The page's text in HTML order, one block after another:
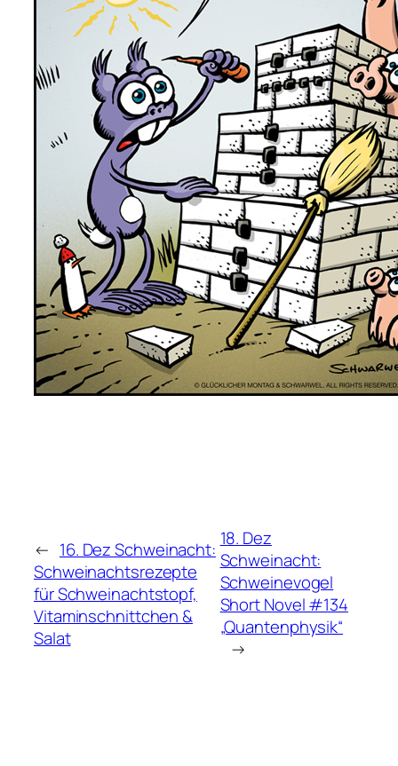
← 16. Dez Schweinacht:
Schweinachtsrezepte
für Schweinachtstopf,
Vitaminschnittchen &
Salat
18. Dez
Schweinacht:
Schweinevogel
Short Novel #134
„Quantenphysik“
→